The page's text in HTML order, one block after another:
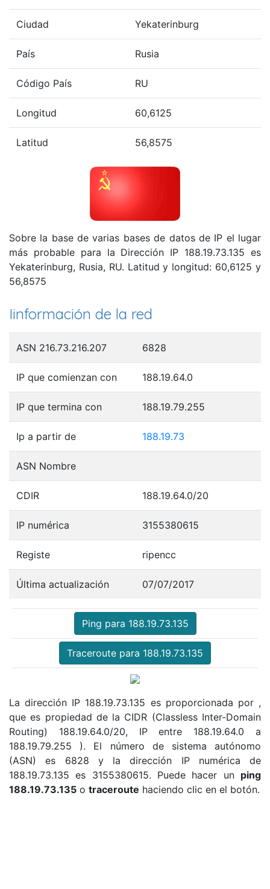
Ciudad Yekaterinburg
País Rusia
Código País RU
Longitud 60,6125
Latitud 56,8575
Sobre la base de varias bases de datos de IP el lugar
más probable para la Dirección IP 188.19.73.135 es
Yekaterinburg, Rusia, RU. Latitud y longitud: 60,6125 y
56,8575
Iinformación de la red
ASN 216.73.216.207 6828
IP que comienzan con 188.19.64.0
IP que termina con 188.19.79.255
Ip a partir de 188.19.73
ASN Nombre
CDIR 188.19.64.0/20
IP numérica 3155380615
Registe ripencc
Última actualización 07/07/2017
Ping para 188.19.73.135
Traceroute para 188.19.73.135
La dirección IP 188.19.73.135 es proporcionada por ,
que es propiedad de la CIDR (Classless Inter-Domain
Routing) 188.19.64.0/20, IP entre 188.19.64.0 a
188.19.79.255 ). El número de sistema autónomo
(ASN) es 6828 y la dirección IP numérica de
188.19.73.135 es 3155380615. Puede hacer un ping
188.19.73.135 o traceroute haciendo clic en el botón.